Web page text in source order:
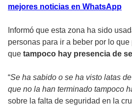
mejores noticias en WhatsApp
Informó que esta zona ha sido
personas para ir a beber por lo
que tampoco hay presencia de
“Se ha sabido o se ha visto latas
que no la han terminado tampoco
sobre la falta de seguridad en la